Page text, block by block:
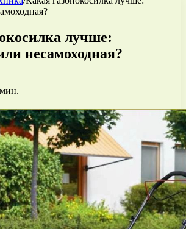
лучше:
несамоходная?